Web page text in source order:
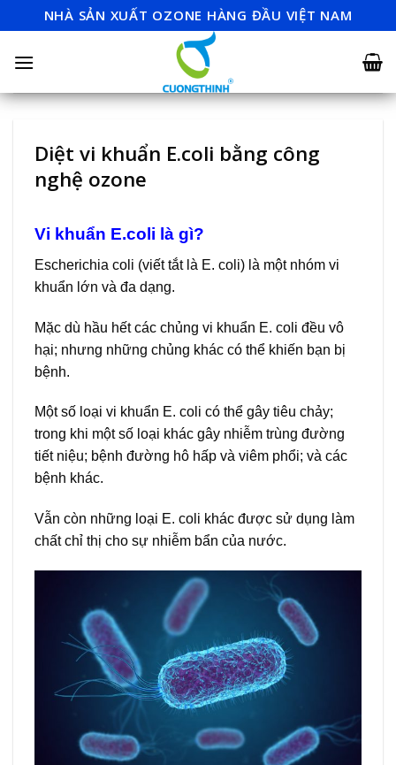
to
content
NHÀ SẢN XUẤT OZONE HÀNG ĐẦU VIỆT NAM
Diệt vi khuẩn E.coli bằng công
nghệ ozone
Vi khuẩn E.coli là gì?
Escherichia coli (viết tắt là E. coli) là một nhóm vi
khuẩn lớn và đa dạng.
Mặc dù hầu hết các chủng vi khuẩn E. coli đều vô
hại; nhưng những chủng khác có thể khiến bạn bị
bệnh.
Một số loại vi khuẩn E. coli có thể gây tiêu chảy;
trong khi một số loại khác gây nhiễm trùng đường
tiết niệu; bệnh đường hô hấp và viêm phổi; và các
bệnh khác.
Vẫn còn những loại E. coli khác được sử dụng làm
chất chỉ thị cho sự nhiễm bẩn của nước.